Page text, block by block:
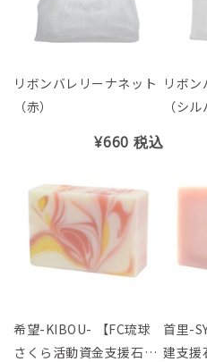
リボンバレリーナネット
（赤）
¥660税込
リボ
（シル
希望-KIBOU- 【FC琉球
さくら活動資金支援石
首里-SYURI-
建支援